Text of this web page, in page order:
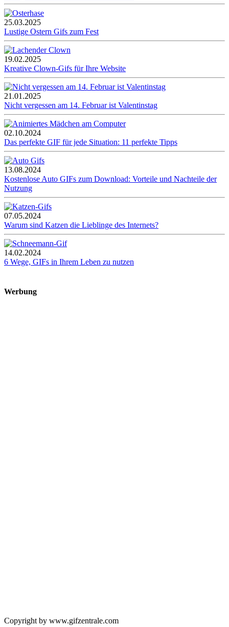
25.03.2025
Lustige Ostern Gifs zum Fest
19.02.2025
Kreative Clown-Gifs für Ihre Website
21.01.2025
Nicht vergessen am 14. Februar ist Valentinstag
02.10.2024
Das perfekte GIF für jede Situation: 11 perfekte Tipps
13.08.2024
Kostenlose Auto GIFs zum Download: Vorteile und Nachteile der
Nutzung
07.05.2024
Warum sind Katzen die Lieblinge des Internets?
14.02.2024
6 Wege, GIFs in Ihrem Leben zu nutzen
Werbung
Copyright by www.gifzentrale.com